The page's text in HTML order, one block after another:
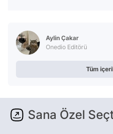
Aylin Çakar
Onedio Editörü
Tüm
Sana Özel